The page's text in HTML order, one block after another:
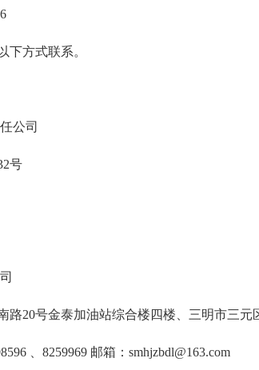
方式联系。
公司
号
号金泰加油站综合楼四楼、三明市三元
、8259969 邮箱：smhjzbdl@163.com